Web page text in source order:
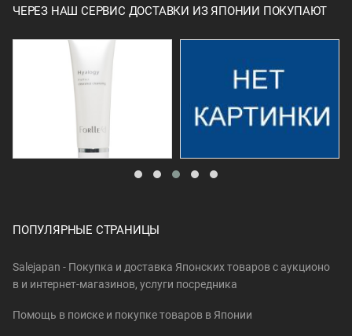
ЧЕРЕЗ НАШ СЕРВИС ДОСТАВКИ ИЗ ЯПОНИИ ПОКУПАЮТ
ПОПУЛЯРНЫЕ СТРАНИЦЫ
Salejapan - Покупка и доставка Японских товаров c аукционо
в и интернет-магазинов, услуги посредника
Помощь в поиске и покупке товаров в Японии